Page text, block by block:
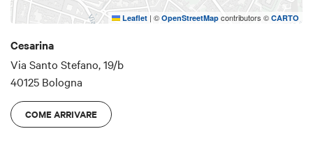
Leaflet | © OpenStreetMap contributors © CARTO
Cesarina
Via Santo Stefano, 19/b
40125 Bologna
COME ARRIVARE